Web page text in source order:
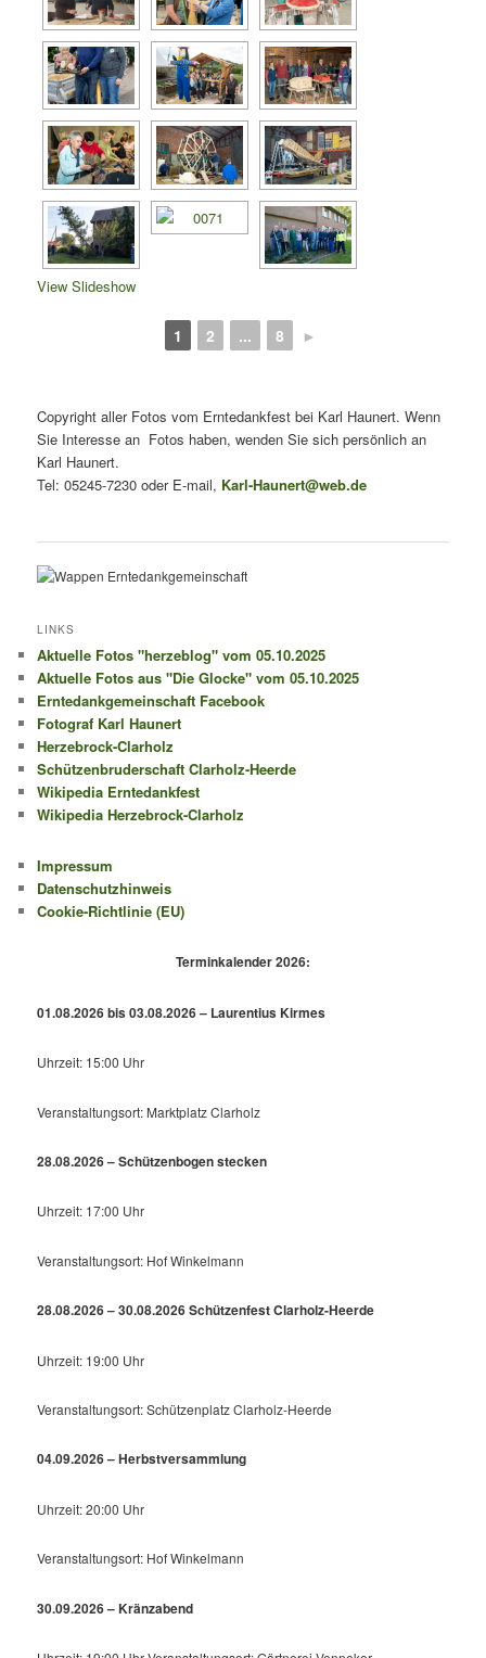
View Slideshow
1 2 ... 8 ►
Copyright aller Fotos vom Erntedankfest bei Karl Haunert. Wenn
Sie Interesse an Fotos haben, wenden Sie sich persönlich an
Karl Haunert.
Tel: 05245-7230 oder E-mail, Karl-Haunert@web.de
LINKS
Aktuelle Fotos "herzeblog" vom 05.10.2025
Aktuelle Fotos aus "Die Glocke" vom 05.10.2025
Erntedankgemeinschaft Facebook
Fotograf Karl Haunert
Herzebrock-Clarholz
Schützenbruderschaft Clarholz-Heerde
Wikipedia Erntedankfest
Wikipedia Herzebrock-Clarholz
Impressum
Datenschutzhinweis
Cookie-Richtlinie (EU)
Terminkalender 2026:
01.08.2026 bis 03.08.2026 – Laurentius Kirmes
Uhrzeit: 15:00 Uhr
Veranstaltungsort: Marktplatz Clarholz
28.08.2026 – Schützenbogen stecken
Uhrzeit: 17:00 Uhr
Veranstaltungsort: Hof Winkelmann
28.08.2026 – 30.08.2026 Schützenfest Clarholz-Heerde
Uhrzeit: 19:00 Uhr
Veranstaltungsort: Schützenplatz Clarholz-Heerde
04.09.2026 – Herbstversammlung
Uhrzeit: 20:00 Uhr
Veranstaltungsort: Hof Winkelmann
30.09.2026 – Kränzabend